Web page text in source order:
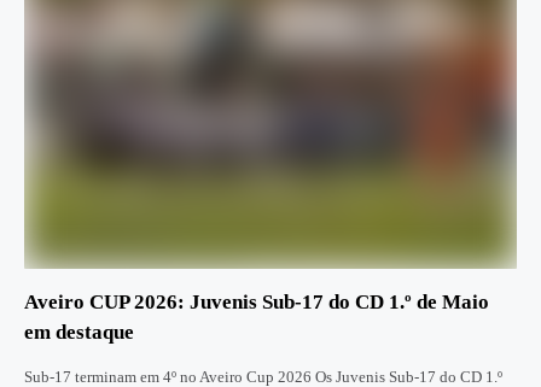
Aveiro CUP 2026: Juvenis Sub‑17 do CD 1.º de Maio
em destaque
Sub-17 terminam em 4º no Aveiro Cup 2026 Os Juvenis Sub‑17 do CD 1.º